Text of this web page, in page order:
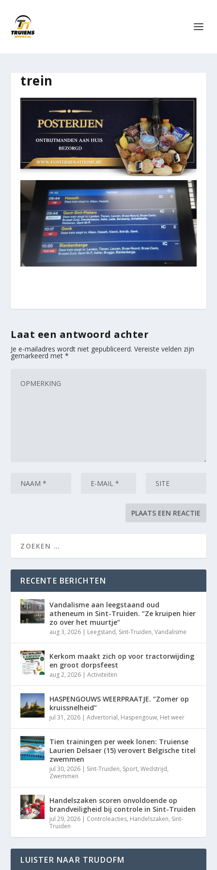
trein
Laat een antwoord achter
Je e-mailadres wordt niet gepubliceerd. Vereiste velden zijn
gemarkeerd met*
RECENTE BERICHTEN
Vandalisme aan leegstaand oud
atheneum in Sint-Truiden. “Ze kruipen hier
zo over het muurtje”
aug 3, 2026 | Leegstand, Sint-Truiden,Vandalisme
Kerkom maakt zich op voor tractorwijding
en groot dorpsfeest
aug 2, 2026 |Activiteiten
HASPENGOUWS WEERPRAATJE. “Zomer op
kruissnelheid”
jul 31, 2026 |Advertorial, Haspengouw, Het weer
Tien trainingen per week lonen: Truiense
Laurien Delsaer (15) verovert Belgische titel
zwemmen
jul 30, 2026 | Sint-Truiden, Sport,Wedstrijd,
Zwemmen
Handelszaken scoren onvoldoende op
brandveiligheid bij controle in Sint-Truiden
jul 29, 2026 | Controleacties, Handelszaken, Sint-
Truiden
LUISTER NAAR TRUDOFM